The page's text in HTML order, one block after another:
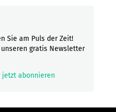
Sie am Puls der Zeit!
gratis Newsletter
abonnieren